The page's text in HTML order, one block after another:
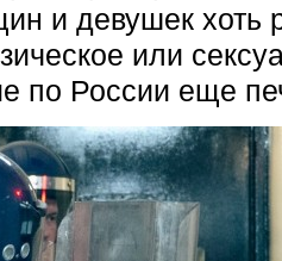
и девушек хоть
или
по России еще